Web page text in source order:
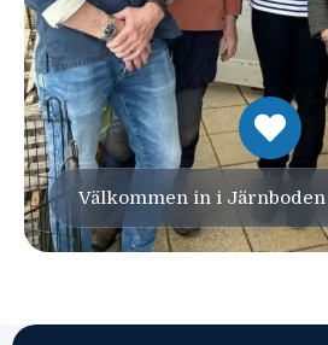
Välkommen in i